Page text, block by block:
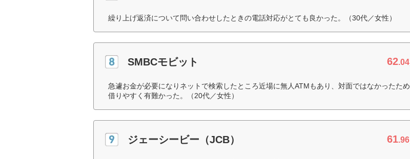
繰り上げ返済について問い合わせしたときの電話対応がとても良かった。（30代／女性）
SMBCモビット 62.04
急遽お金が必要になりネットで検索したところ近場に無人ATMもあり、対面ではなかったため
借りやすく有難かった。（20代／女性）
ジェーシービー（JCB） 61.96